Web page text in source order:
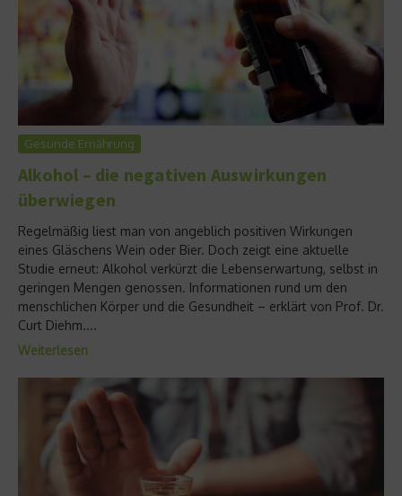
Gesunde Ernährung
Alkohol – die negativen Auswirkungen
überwiegen
Regelmäßig liest man von angeblich positiven Wirkungen
eines Gläschens Wein oder Bier. Doch zeigt eine aktuelle
Studie erneut: Alkohol verkürzt die Lebenserwartung, selbst in
geringen Mengen genossen. Informationen rund um den
menschlichen Körper und die Gesundheit – erklärt von Prof. Dr.
Curt Diehm....
Weiterlesen